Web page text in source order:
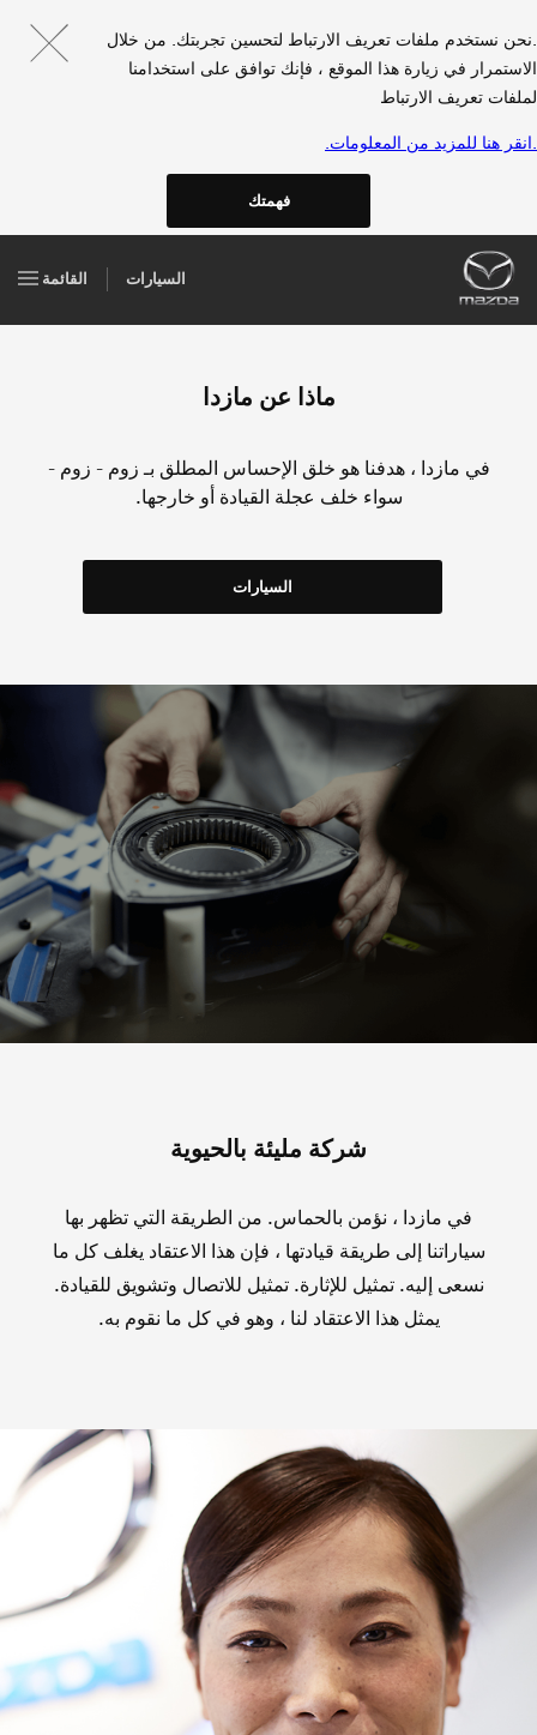
.نحن نستخدم ملفات تعريف الارتباط لتحسين تجربتك. من خلال
الاستمرار في زيارة هذا الموقع ، فإنك توافق على استخدامنا
لملفات تعريف الارتباط
.انقر هنا للمزيد من المعلومات.
فهمتك
السيارات القائمة
ماذا عن مازدا
في مازدا ، هدفنا هو خلق الإحساس المطلق بـ زوم - زوم -
سواء خلف عجلة القيادة أو خارجها.
السيارات
شركة مليئة بالحيوية
في مازدا ، نؤمن بالحماس. من الطريقة التي تظهر بها
سياراتنا إلى طريقة قيادتها ، فإن هذا الاعتقاد يغلف كل ما
نسعى إليه. تمثيل للإثارة. تمثيل للاتصال وتشويق للقيادة.
يمثل هذا الاعتقاد لنا ، وهو في كل ما نقوم به.